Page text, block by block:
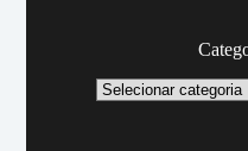
Categoria